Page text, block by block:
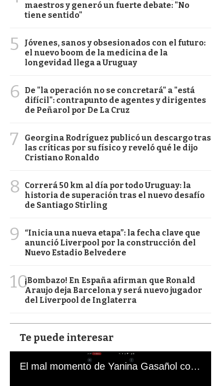
maestros y generó un fuerte debate: "No
tiene sentido"
5
Jóvenes, sanos y obsesionados con el futuro:
el nuevo boom de la medicina de la
longevidad llega a Uruguay
6
De "la operación no se concretará" a "está
difícil": contrapunto de agentes y dirigentes
de Peñarol por De La Cruz
7
Georgina Rodríguez publicó un descargo tras
las críticas por su físico y reveló qué le dijo
Cristiano Ronaldo
8
Correrá 50 km al día por todo Uruguay: la
historia de superación tras el nuevo desafío
de Santiago Stirling
9
“Inicia una nueva etapa”: la fecha clave que
anunció Liverpool por la construcción del
Nuevo Estadio Belvedere
10¡Bombazo! En España afirman que Ronald
Araujo deja Barcelona y será nuevo jugador
del Liverpool de Inglaterra
Te puede interesar
El mal momento de Yanina Gasañol con un hincha argentino en "Subrayado"